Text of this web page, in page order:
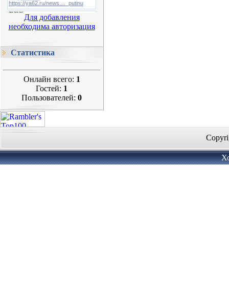
Для добавления
необходима авторизация
Статистика
Онлайн всего: 1
Гостей: 1
Пользователей: 0